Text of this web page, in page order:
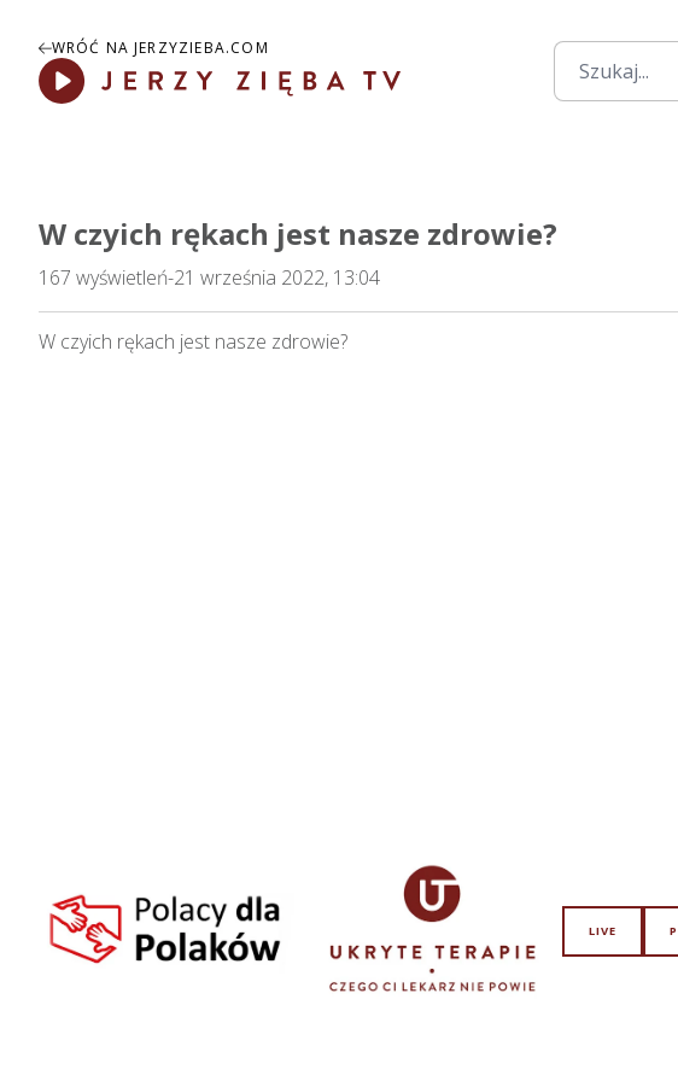
WRÓĆ NA JERZYZIEBA.COM
W czyich rękach jest nasze zdrowie?
167 wyświetleń-21 września 2022, 13:04
W czyich rękach jest nasze zdrowie?
LIVE